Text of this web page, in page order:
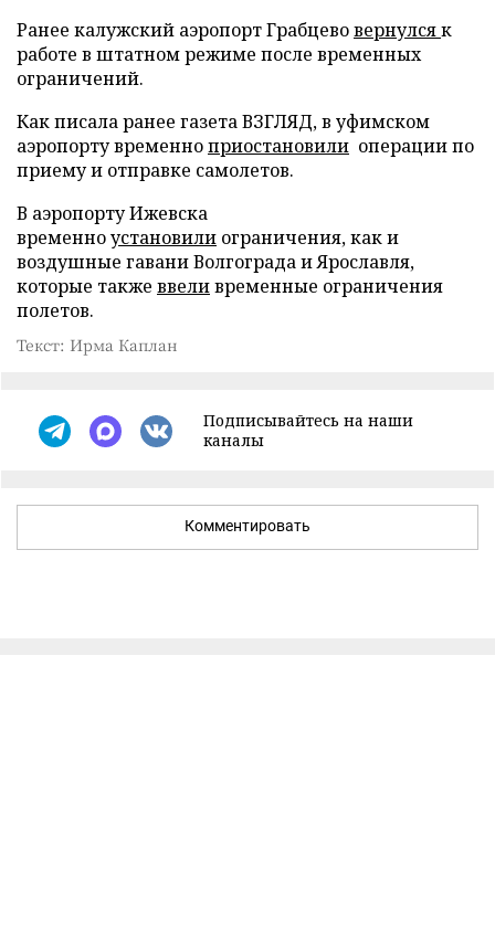
Ранее калужский аэропорт Грабцевовернулсяк
работе в штатном режиме после временных
ограничений.
Как писала ранее газета ВЗГЛЯД, в уфимском
аэропорту временноприостановили операции по
приему и отправке самолетов.
В аэропорту Ижевска
временноустановили ограничения, как и
воздушные гавани Волгограда и Ярославля,
которые также ввеливременные ограничения
полетов.
Текст: Ирма Каплан
Подписывайтесь на наши
каналы
Комментировать